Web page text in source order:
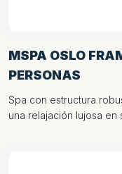
MSPA OSLO
PERSONAS
Spa con estructura
una relajación lujosa en